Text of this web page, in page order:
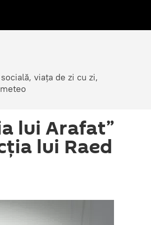
viața de zi cu zi,
lui Arafat”
lui Raed